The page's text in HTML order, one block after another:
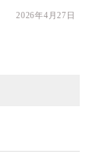
2026年4月27日